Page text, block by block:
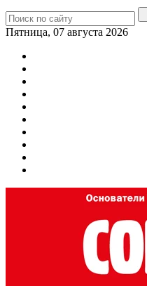
Пятница, 07 августа 2026